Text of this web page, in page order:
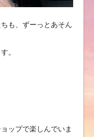
も、ずーっとあそん
。
ップで楽しんでいま